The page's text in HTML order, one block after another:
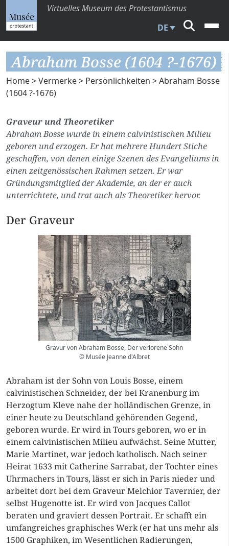
Virtuelles Museum des Protestantismus
DE
Abraham Bosse (1604 ?-1676)
Home>Vermerke> Persönlichkeiten > Abraham Bosse
(1604 ?-1676)
Graveur und Theoretiker
Abraham Bosse wurde in einem calvinistischen Milieu
geboren und erzogen. Er hat mehrere Hundert Stiche
geschaffen, von denen einige Szenen des Evangeliums in
einen zeitgenössischen Rahmen setzen. Er war
Gründungsmitglied der Akademie, an der er auch
unterrichtete, und trat auch als Theoretiker hervor.
Der Graveur
Gravur von Abraham Bosse, Der verlorene Sohn
© Musée Jeanne d'Albret
Abraham ist der Sohn von Louis Bosse, einem
calvinistischen Schneider, der bei Kranenburg im
Herzogtum Kleve nahe der holländischen Grenze, in
einer heute zu Deutschland gehörenden Gegend,
geboren wurde. Er wird in Tours geboren, wo er in
einem calvinistischen Milieu aufwächst. Seine Mutter,
Marie Martinet, war jedoch katholisch. Nach seiner
Heirat 1633 mit Catherine Sarrabat, der Tochter eines
Uhrmachers in Tours, lässt er sich in Paris nieder und
arbeitet dort bei dem Graveur Melchior Tavernier, der
selbst Hugenotte ist. Er wird von Jacques Callot
beraten und graviert dessen Portrait. Er schafft ein
umfangreiches graphisches Werk (er hat uns mehr als
1500 Graphiken, im Wesentlichen Radierungen,